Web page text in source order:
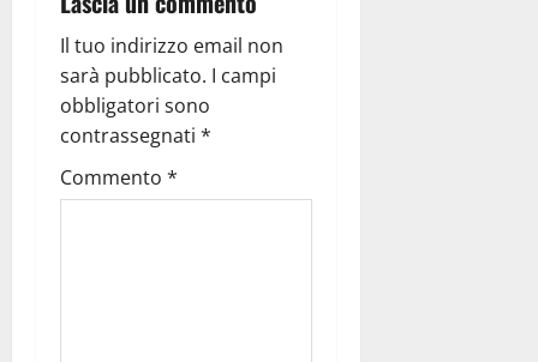
Il tuo indirizzo email non
sarà pubblicato. I campi
obbligatori sono
contrassegnati *
Commento *